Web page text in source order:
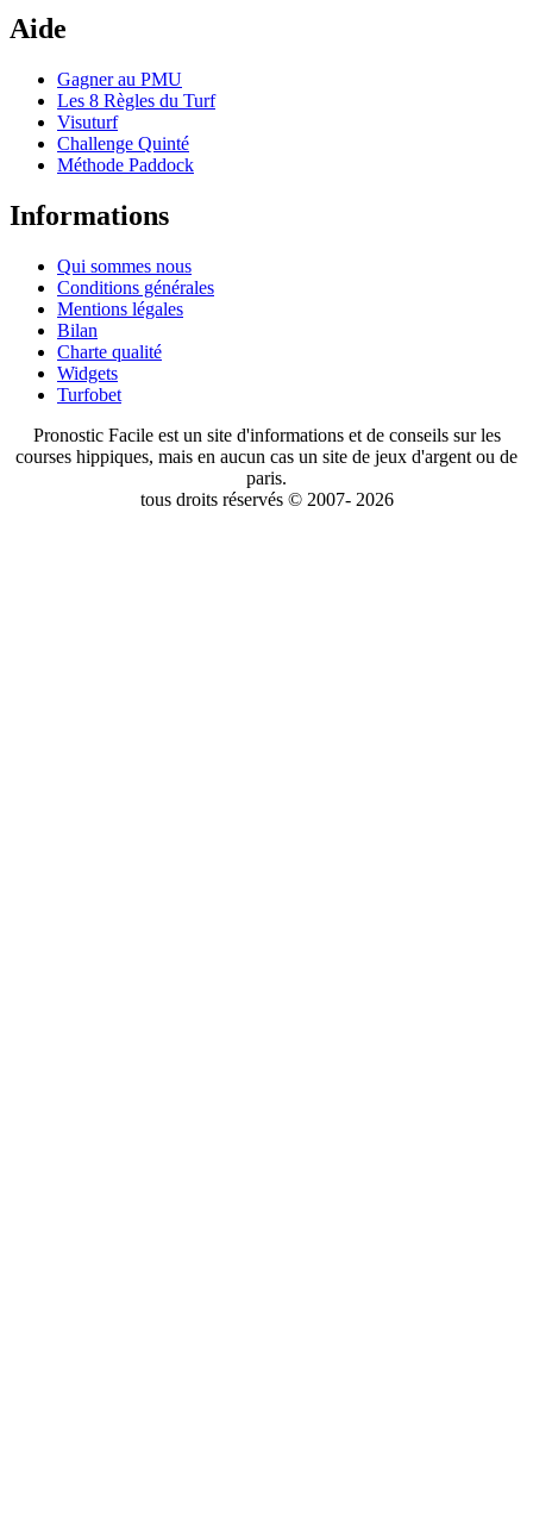
Aide
Gagner au PMU
Les 8 Règles du Turf
Visuturf
Challenge Quinté
Méthode Paddock
Informations
Qui sommes nous
Conditions générales
Mentions légales
Bilan
Charte qualité
Widgets
Turfobet
Pronostic Facile est un site d'informations et de conseils sur les
courses hippiques, mais en aucun cas un site de jeux d'argent ou de
paris.
tous droits réservés © 2007- 2026